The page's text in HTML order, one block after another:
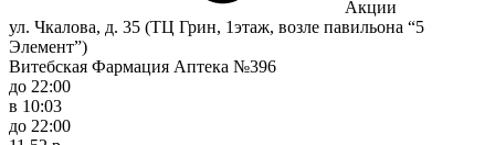
Акции
ул. Чкалова, д. 35 (ТЦ Грин, 1этаж, возле павильона “5
Элемент”)
Витебская Фармация Аптека №396
до 22:00
в 10:03
до 22:00